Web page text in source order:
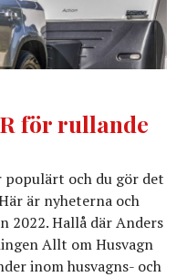
för rullande
och du gör det
är nyheterna och
2022. Hallå där Anders
Allt om Husvagn
inom husvagns- och